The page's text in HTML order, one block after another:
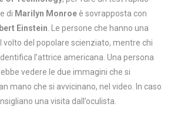
di Marilyn Monroe è sovrapposta con
Einstein . Le persone che hanno una
volto del popolare scienziato, mentre chi
l’attrice americana. Una persona
vedere le due immagini che si
mano che si avvicinano, nel video. In caso
una visita dall’oculista.